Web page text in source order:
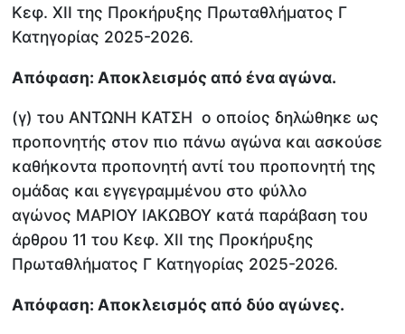
Κεφ. ΧΙΙ της Προκήρυξης Πρωταθλήματος Γ
Κατηγορίας 2025-2026.
Απόφαση: Αποκλεισμός από ένα αγώνα.
(γ) του ΑΝΤΩΝΗ ΚΑΤΣΗ ο οποίος δηλώθηκε ως
προπονητής στον πιο πάνω αγώνα και ασκούσε
καθήκοντα προπονητή αντί του προπονητή της
ομάδας και εγγεγραμμένου στο φύλλο
αγώνος ΜΑΡΙΟΥ ΙΑΚΩΒΟΥ κατά παράβαση του
άρθρου 11 του Κεφ. ΧΙΙ της Προκήρυξης
Πρωταθλήματος Γ Κατηγορίας 2025-2026.
Απόφαση: Αποκλεισμός από δύο αγώνες.